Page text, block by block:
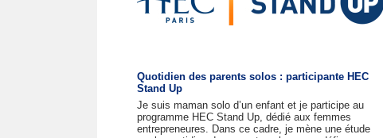
Quotidien des parents solos : participante HEC
Stand Up
Je suis maman solo d’un enfant et je participe au
programme HEC Stand Up, dédié aux femmes
entrepreneures. Dans ce cadre, je mène une étude